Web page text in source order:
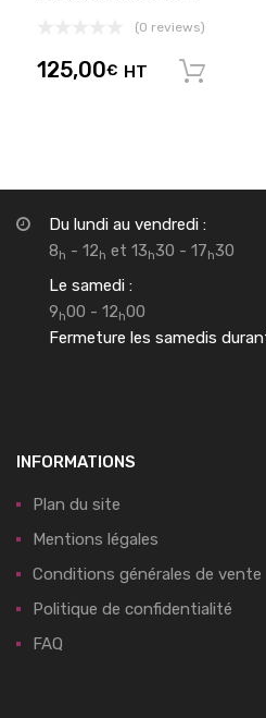
(0 reviews)
125,00€ HT
Du lundi au vendredi :
8h - 12h et 13h30 - 17h30
Le samedi :
9h00 - 12h00
Fermeture les samedis
INFORMATIONS
Plan du site
Mentions légales
Conditions générales de vente
Politique de confidentialité
FAQ